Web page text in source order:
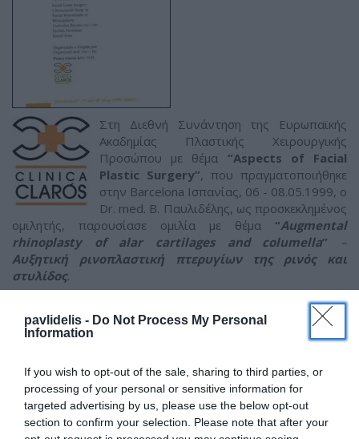
pavlidelis - Do Not Process My Personal
Information
If you wish to opt-out of the sale, sharing to third parties, or
processing of your personal or sensitive information for
targeted advertising by us, please use the below opt-out
section to confirm your selection. Please note that after your
Στη Διεθνή Συνάντηση της Ευρωπαϊκής
Ακαδημίας Πλαστικής Χειρουργικής
Προσώπου με θέμα “Aspects of Facial
Plastic Surgery”, που πραγματοποιήθηκε
στην Barcelona Ισπανίας, 06 - 08.05.1999, ο
Dr. med. B. Παυλιδέλης, ως προσκεκλημένος
ομιλητής, παρουσίασε ομιλία με θέμα “Augmental
rhinoplasty of alar cartilages and columella” –
Αυξητική ρινοπλαστική πτερυγίων της ρινός και
στυλίδος.
Η συνάντηση διοργανώθηκε από τον Pedro Clarόs MD.
PhD, διευθυντή της κλινικής Clinica Clarόs στην Barcelona,
Iσπανία.
ΠΡΟΗΓΟΥΜΕΝΟ ΕΠΟΜΕΝΟ